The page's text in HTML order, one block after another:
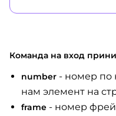
Команда на вход
number - номер по
нам элемент на
frame - номер